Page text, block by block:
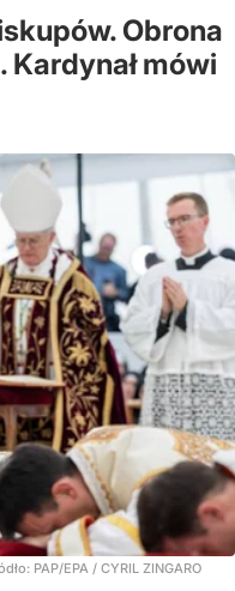
Obrona
mówi
PAP/EPA / CYRIL ZINGARO